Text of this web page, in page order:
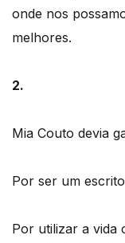
onde nos
melhores.
2.
Mia Couto devia
Por ser um
Por utilizar a vida